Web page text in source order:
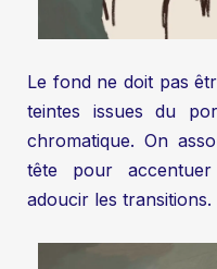
Le fond ne doit pas
teintes issues du
chromatique. On
tête pour
adoucir les transitions.